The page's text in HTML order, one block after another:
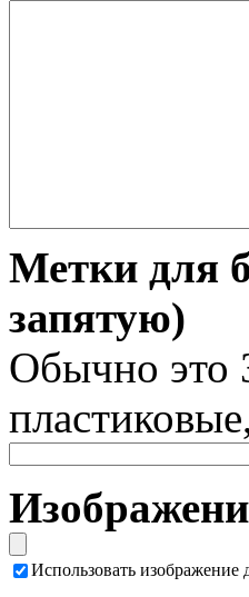
Метки для
запятую)
Обычно это
Использовать изображение